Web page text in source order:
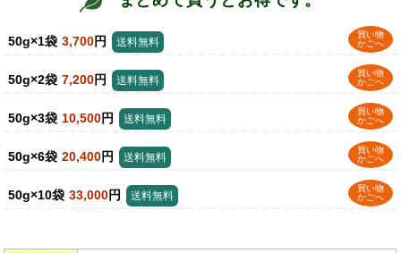
50g×1袋 3,700円
買い物
かごへ
送料無料
50g×2袋 7,200円
買い物
かごへ
送料無料
50g×3袋 10,500円
買い物
かごへ
送料無料
50g×6袋 20,400円
買い物
かごへ
送料無料
50g×10袋 33,000円
買い物
かごへ
送料無料